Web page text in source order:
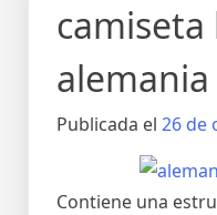
camiseta
alemania
Publicada el 26 de
Contiene una